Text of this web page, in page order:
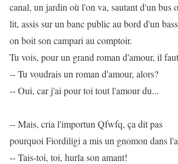
canal, un jardin où l'on va, sautant d'un bus
lit, assis sur un banc public au bord d'un
on boit son campari au comptoir.
Tu vois, pour un grand roman d'amour, il
-- Tu voudrais un roman d'amour, alors?
-- Oui, car j'ai pour toi tout l'amour du...
-- Mais, cria l'importun Qfwfq, ça dit pas
pourquoi Fiordiligi a mis un gnomon dans
-- Tais-toi, toi, hurla son amant!